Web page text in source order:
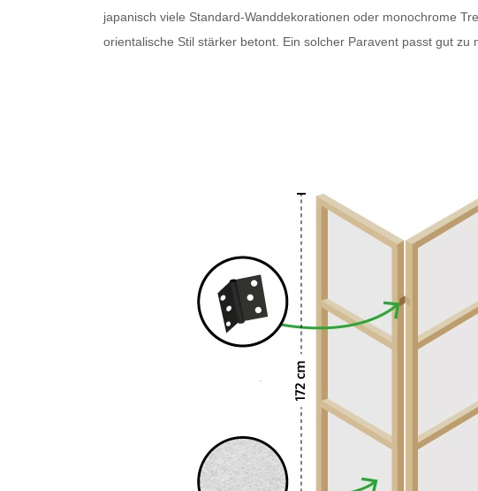
japanisch viele Standard-Wanddekorationen oder monochrome
orientalische Stil stärker betont. Ein solcher Paravent passt gut zu